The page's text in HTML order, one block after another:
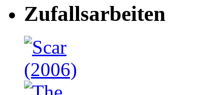
Zufallsarbeiten